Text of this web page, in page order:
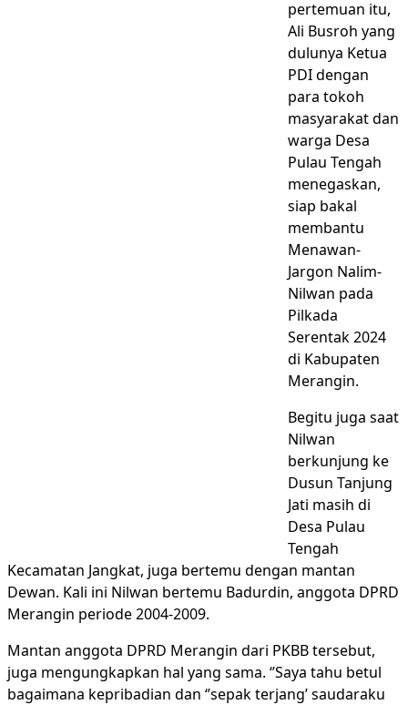
pertemuan itu,
Ali Busroh yang
dulunya Ketua
PDI dengan
para tokoh
masyarakat dan
warga Desa
Pulau Tengah
menegaskan,
siap bakal
membantu
Menawan-
Jargon Nalim-
Nilwan pada
Pilkada
Serentak 2024
di Kabupaten
Merangin.
Begitu juga saat
Nilwan
berkunjung ke
Dusun Tanjung
Jati masih di
Desa Pulau
Tengah
Kecamatan Jangkat, juga bertemu dengan mantan
Dewan. Kali ini Nilwan bertemu Badurdin, anggota DPRD
Merangin periode 2004-2009.
Mantan anggota DPRD Merangin dari PKBB tersebut,
juga mengungkapkan hal yang sama. ‘’Saya tahu betul
bagaimana kepribadian dan ‘’sepak terjang’ saudaraku